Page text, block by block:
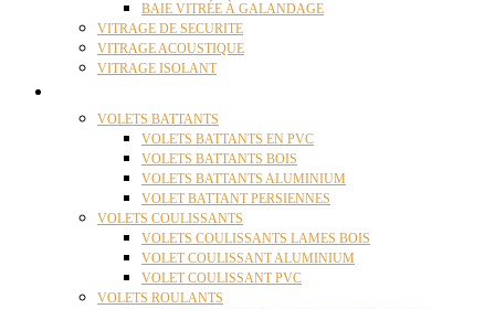
BAIE VITRÉE À GALANDAGE
VITRAGE DE SECURITE
VITRAGE ACOUSTIQUE
VITRAGE ISOLANT
VOLETS BATTANTS
VOLETS BATTANTS EN PVC
VOLETS BATTANTS BOIS
VOLETS BATTANTS ALUMINIUM
VOLET BATTANT PERSIENNES
VOLETS COULISSANTS
VOLETS COULISSANTS LAMES BOIS
VOLET COULISSANT ALUMINIUM
VOLET COULISSANT PVC
VOLETS ROULANTS